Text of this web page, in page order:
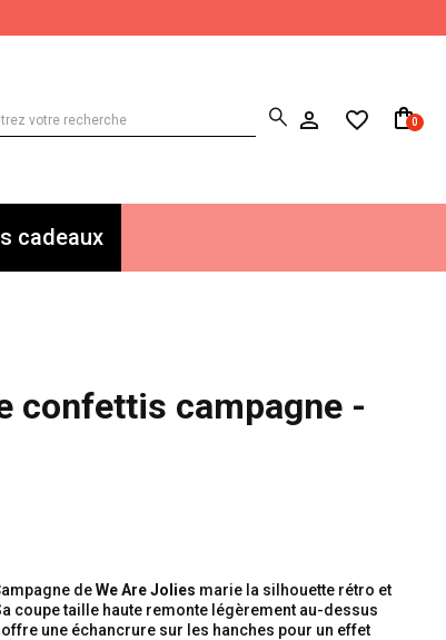
0
cadeaux
confettis campagne -
deWe Are Jolies marie la silhouette rétro et
coupe taille haute remonte légèrement au-dessus
une échancrure sur les hanches pour un effet